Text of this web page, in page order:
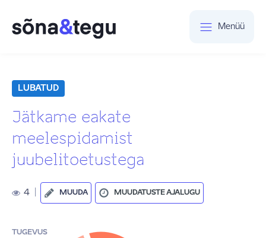
Menüü
LUBATUD
Jätkame eakate
meelespidamist
juubelitoetustega
4 MUUDA MUUDATUSTE AJALUGU
TUGEVUS